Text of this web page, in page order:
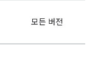
모든 버전